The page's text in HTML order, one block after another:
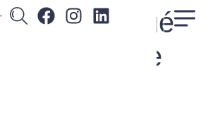
BIP effectué
étudiants de
en Avril